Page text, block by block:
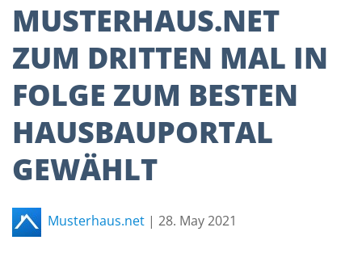
MUSTERHAUS.NET
ZUM DRITTEN MAL IN
FOLGE ZUM BESTEN
HAUSBAUPORTAL
GEWÄHLT
Musterhaus.net | 28. May 2021